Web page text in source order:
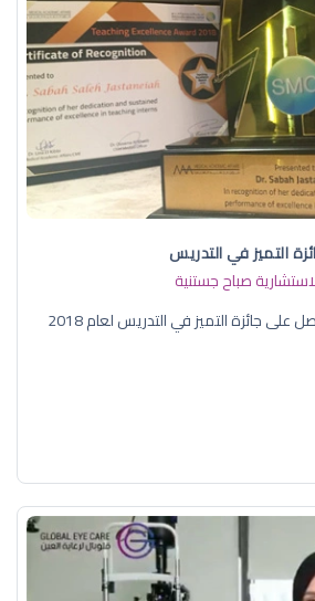
التميز في التدريس
صباح جستنية
جائزة التميز في التدريس لعام 2018